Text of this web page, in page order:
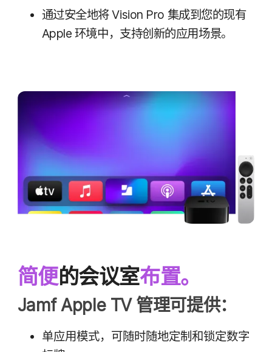
通过​安全​地​将Vision Pro 集成​到​您​的​现有
Apple 环境​中，​支持​创新​的​应用​场景。
简便的​会议​室布置。
Jamf Apple TV 管理​可​提供：
单​应用​模式，​可随时随​地定制​和​锁定​数字​